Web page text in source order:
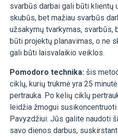
svarbūs darbai gali būti klientų
skubūs, bet mažiau svarbūs
užsakymų tvarkymas, svarbūs,
būti projektų planavimas, o ne
gali būti laisvalaikio veiklos.
Pomodoro technika: šis
ciklų, kurių trukmė yra 25
pertrauka. Po kelių ciklų
leidžia žmogui
Pavyzdžiui: Jūs galite naudoti
savo dienos darbus,